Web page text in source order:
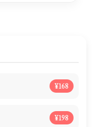
¥168
¥198